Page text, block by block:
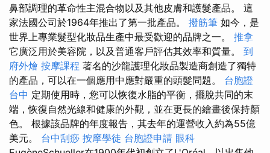
鼻部調理的革命性主混合物以及其他皮膚和護髮產品。 這
家法國公司於1964年推出了第一批產品。 撥筋筆 如今，是
世界上專業髮型化妝品生產中最受歡迎的品牌之一。 推拿
它廣泛用於美容院，以及普通客戶評估其效率和質量。 到
府外燴 按摩課程 著名的沙龍護理化妝品製造商創造了獨特
的產品，可以在一個應用中應對嚴重的頭髮問題。 台胞證
台中 定期使用時，您可以恢復水脂的平衡，擺脫共同的末
端，恢復自然光線和健康的外觀，並在更長的繪畫後保持顏
色。 根據該品牌的年度報告，其去年的運營收入約為55億
美元。 台中刮痧 按摩學徒 台胞證申請 眼科